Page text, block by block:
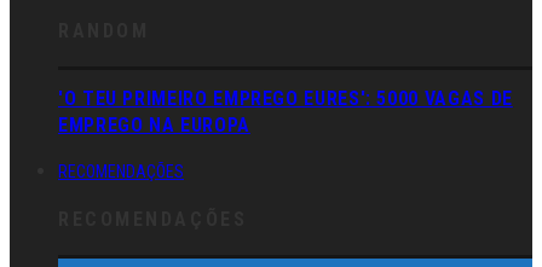
'O TEU PRIMEIRO EMPREGO EURES': 5000 VAGAS DE
EMPREGO NA EUROPA
RECOMENDAÇÕES